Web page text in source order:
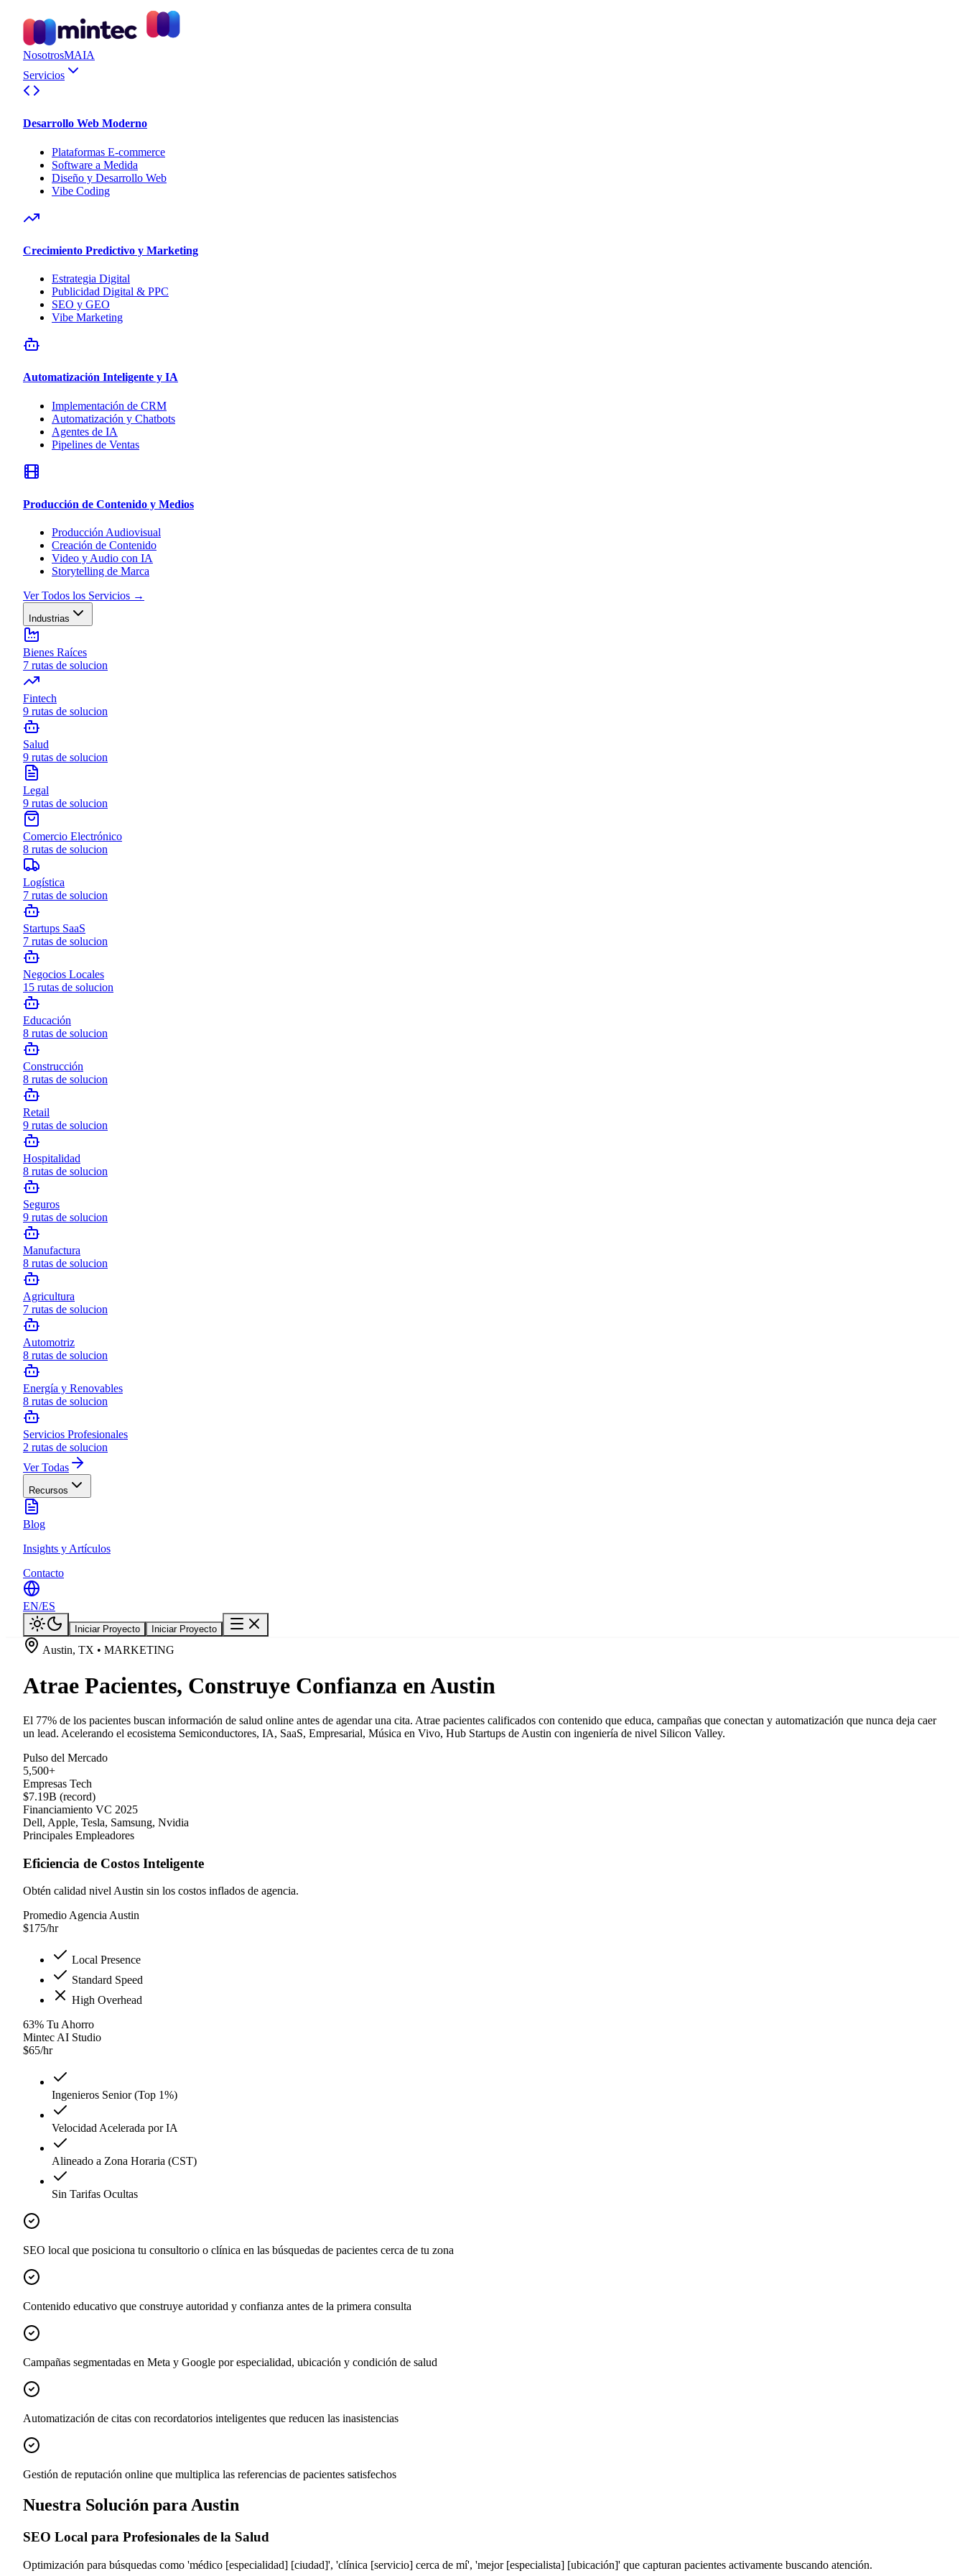
NosotrosMAIA
Servicios
Desarrollo Web Moderno
Plataformas E-commerce
Software a Medida
Diseño y Desarrollo Web
Vibe Coding
Crecimiento Predictivo y Marketing
Estrategia Digital
Publicidad Digital & PPC
SEO y GEO
Vibe Marketing
Automatización Inteligente y IA
Implementación de CRM
Automatización y Chatbots
Agentes de IA
Pipelines de Ventas
Producción de Contenido y Medios
Producción Audiovisual
Creación de Contenido
Video y Audio con IA
Storytelling de Marca
Ver Todos los Servicios →
Industrias
Bienes Raíces
7 rutas de solucion
Fintech
9 rutas de solucion
Salud
9 rutas de solucion
Legal
9 rutas de solucion
Comercio Electrónico
8 rutas de solucion
Logística
7 rutas de solucion
Startups SaaS
7 rutas de solucion
Negocios Locales
15 rutas de solucion
Educación
8 rutas de solucion
Construcción
8 rutas de solucion
Retail
9 rutas de solucion
Hospitalidad
8 rutas de solucion
Seguros
9 rutas de solucion
Manufactura
8 rutas de solucion
Agricultura
7 rutas de solucion
Automotriz
8 rutas de solucion
Energía y Renovables
8 rutas de solucion
Servicios Profesionales
2 rutas de solucion
Ver Todas
Recursos
Blog
Insights y Artículos
Contacto
EN/ES
Iniciar Proyecto Iniciar Proyecto
Austin, TX • MARKETING
Atrae Pacientes, Construye Confianza en Austin
El 77% de los pacientes buscan información de salud online antes de agendar una cita. Atrae pacientes calificados con contenido que educa, campañas que conectan y automatización que nunca deja caer
un lead. Acelerando el ecosistema Semiconductores, IA, SaaS, Empresarial, Música en Vivo, Hub Startups de Austin con ingeniería de nivel Silicon Valley.
Pulso del Mercado
5,500+
Empresas Tech
$7.19B (record)
Financiamiento VC 2025
Dell, Apple, Tesla, Samsung, Nvidia
Principales Empleadores
Eficiencia de Costos Inteligente
Obtén calidad nivel Austin sin los costos inflados de agencia.
Promedio Agencia Austin
$175/hr
Local Presence
Standard Speed
High Overhead
63% Tu Ahorro
Mintec AI Studio
$65/hr
Ingenieros Senior (Top 1%)
Velocidad Acelerada por IA
Alineado a Zona Horaria (CST)
Sin Tarifas Ocultas
SEO local que posiciona tu consultorio o clínica en las búsquedas de pacientes cerca de tu zona
Contenido educativo que construye autoridad y confianza antes de la primera consulta
Campañas segmentadas en Meta y Google por especialidad, ubicación y condición de salud
Automatización de citas con recordatorios inteligentes que reducen las inasistencias
Gestión de reputación online que multiplica las referencias de pacientes satisfechos
Nuestra Solución para Austin
SEO Local para Profesionales de la Salud
Optimización para búsquedas como 'médico [especialidad] [ciudad]', 'clínica [servicio] cerca de mí', 'mejor [especialista] [ubicación]' que capturan pacientes activamente buscando atención.